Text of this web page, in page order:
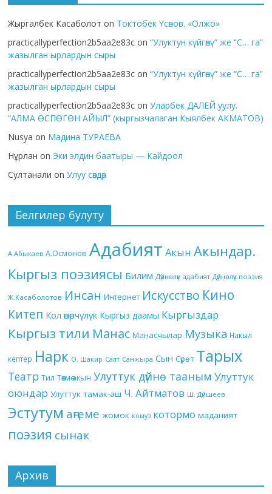
Жыргалбек Касаболот on Токтобек Үсөнов. «Олжо»
practicallyperfection2b5aa2e83c on“Улуктун күйгөнү” же “С… га”
жазылган ырлардын сыры
practicallyperfection2b5aa2e83c on“Улуктун күйгөнү” же “С… га”
жазылган ырлардын сыры
practicallyperfection2b5aa2e83c onУларбек ДАЛЕЙ уулу.
“АЛМА ӨСПӨГӨН АЙЫЛ” (кыргызчалаган Кыялбек АКМАТОВ)
Nusya on Мадина ТУРАЕВА
Нұрлан on Эки элдин баатыры — Кайдоол
Султанали onУлуу сөздөр
Белгилер булуту
А.Абыкаев А.Осмонов Адабият Акын Акындар.
Кыргыз поэзиясы Билим Дүйнөлүк адабият Дүйнөлүк поэзия
Ж.Касаболотов Инсан Интернет Искусство Кино
Китеп Кол өнөрчүлүк Кыргыз даамы Кыргыздар
Кыргыз тили Манас Манасчылар Музыка Накыл
кептер Нарк О. Шакир Салт Санжыра Сын Сүрөт Тарых
Театр Тил Төкмө акын Улуттук дүйнө тааным Улуттук
оюндар Улуттук тамак-аш Ч. Айтматов Ш. Дүйшеев
Эстутум аңгеме жомок комуз котормо маданият
поэзия сынак
Архив